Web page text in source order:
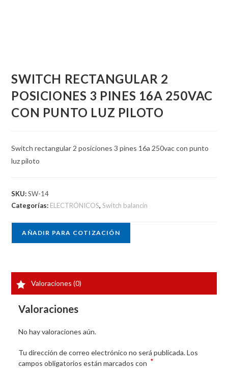
SWITCH RECTANGULAR 2
POSICIONES 3 PINES 16A 250VAC
CON PUNTO LUZ PILOTO
Switch rectangular 2 posiciones 3 pines 16a 250vac con punto
luz piloto
SKU:SW-14
Categorías: ELECTRÓNICOS,Switch balancin
AÑADIR PARA COTIZACIÓN
Valoraciones (0)
Valoraciones
No hay valoraciones aún.
Tu dirección de correo electrónico no será publicada. Los
campos obligatorios están marcados con *